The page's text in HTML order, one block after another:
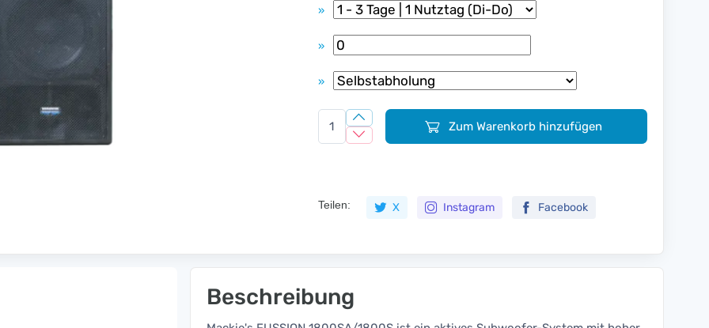
»
»
»
Zum Warenkorb hinzufügen
Teilen: X Instagram Facebook
Beschreibung